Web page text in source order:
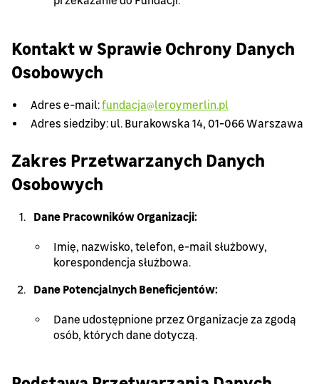
Kontakt w Sprawie Ochrony Danych
Osobowych
Adres e-mail:fundacja@leroymerlin.pl
Adres siedziby: ul. Burakowska 14, 01-066 Warszawa
Zakres Przetwarzanych Danych
Osobowych
Dane Pracowników Organizacji:
Imię, nazwisko, telefon, e-mail służbowy,
korespondencja służbowa.
Dane Potencjalnych Beneficjentów:
Dane udostępnione przez Organizacje za zgodą
osób, których dane dotyczą.